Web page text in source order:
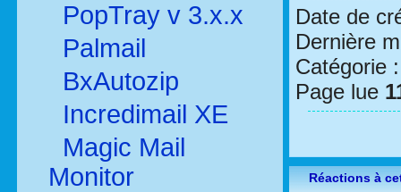
PopTray v 3.x.x
Palmail
BxAutozip
Incredimail XE
Magic Mail
Monitor
Date de
Dernière
Catégorie
Page lue
Réactions à